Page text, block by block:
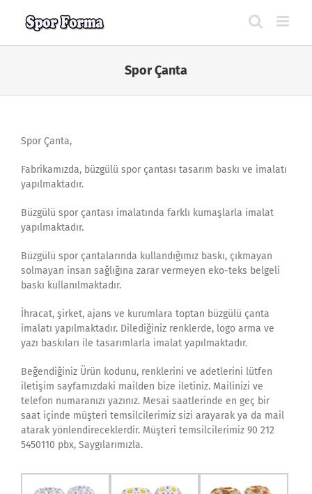
Spor Çanta
Spor Çanta,
Fabrikamızda, büzgülü spor çantası tasarım baskı ve imalatı
yapılmaktadır.
Büzgülü spor çantası imalatında farklı kumaşlarla imalat
yapılmaktadır.
Büzgülü spor çantalarında kullandığımız baskı, çıkmayan
solmayan insan sağlığına zarar vermeyen eko-teks belgeli
baskı kullanılmaktadır.
İhracat, şirket, ajans ve kurumlara toptan büzgülü çanta
imalatı yapılmaktadır. Dilediğiniz renklerde, logo arma ve
yazı baskıları ile tasarımlarla imalat yapılmaktadır.
Beğendiğiniz Ürün kodunu, renklerini ve adetlerini lütfen
iletişim sayfamızdaki mailden bize iletiniz. Mailinizi ve
telefon numaranızı yazınız. Mesai saatlerinde en geç bir
saat içinde müşteri temsilcilerimiz sizi arayarak ya da mail
atarak yönlendireceklerdir. Müşteri temsilcilerimiz 90 212
5450110 pbx, Saygılarımızla.